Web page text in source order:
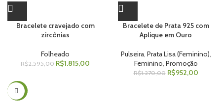
Bracelete cravejado com
zircônias
Folheado
R$2.595,00 R$1.815,00
Bracelete de Prata 925 com
Aplique em Ouro
Pulseira, Prata Lisa (Feminino),
Feminino, Promoção
R$1.270,00 R$952,00
-40%